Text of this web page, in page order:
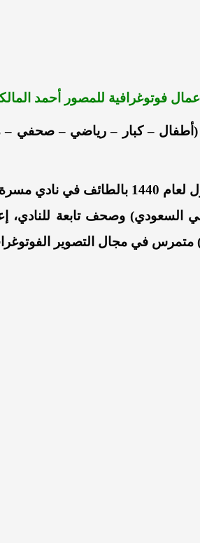
أعمال فوتوغرافية للمصور أحمد
– كبار – رياضي – صحفي –
الخيل).
السعودي) وصحف تابعة
في مجال التصوير الفوتوغرافي